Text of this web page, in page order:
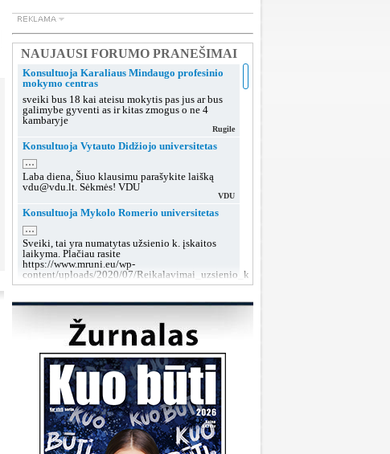
Konsultuoja Karaliaus Mindaugo profesinio
mokymo centras
sveiki bus 18 kai ateisu mokytis pas jus ar bus
galimybe gyventi as ir kitas zmogus o ne 4
kambaryje
Rugile
Konsultuoja Vytauto Didžiojo universitetas
...
Laba diena, Šiuo klausimu parašykite laišką
vdu@vdu.lt. Sėkmės! VDU
VDU
Konsultuoja Mykolo Romerio universitetas
...
Sveiki, tai yra numatytas užsienio k. įskaitos
laikyma. Plačiau rasite
https://www.mruni.eu/wp-
content/uploads/2020/07/Reikalavimai_uzsienio_kalbos_iskaitai_2018.pdf
MRU konsultacijos
Konsultuoja Lietuvos sveikatos mokslų
Laba diena, tokiu klausimu rekomenduojame po
sutarties pasirašymo kreiptis į dekanatą prieš
grupių suformavimą arba teikti prašymą dėl
grupės keitimo, kai grupės jau bus aiškios.
LSMU SRT
Konsultuoja Klaipėdos valstybinė kolegija
Laba diena, taip, galite susisiekti su mumis šiais
kontaktais:
https://www.kvk.lt/stojantiesiems/priemimas-i-
NAUJAUSI FORUMO PRANEŠIMAI